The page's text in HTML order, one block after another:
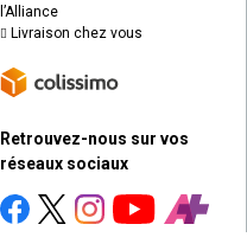
l’Alliance
Livraison chez vous
Retrouvez-nous sur vos
réseaux sociaux